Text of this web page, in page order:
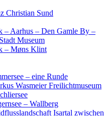
Christian Sund
– Aarhus – Den Gamle By –
Museum
– Møns Klint
– eine Runde
Wasmeier Freilichtmuseum
– Wallberg
Isartal zwischen